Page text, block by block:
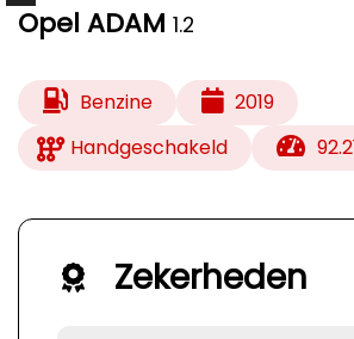
Opel ADAM 1.2
Benzine
2019
Handgeschakeld
Zekerheden